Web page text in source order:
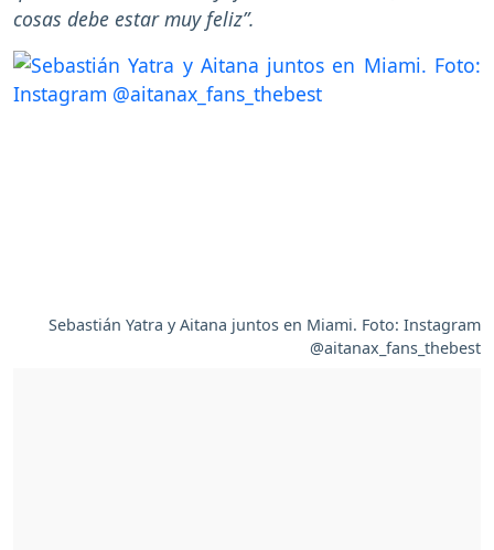
cosas debe estar muy feliz”.
Sebastián Yatra y Aitana juntos en Miami. Foto: Instagram
@aitanax_fans_thebest